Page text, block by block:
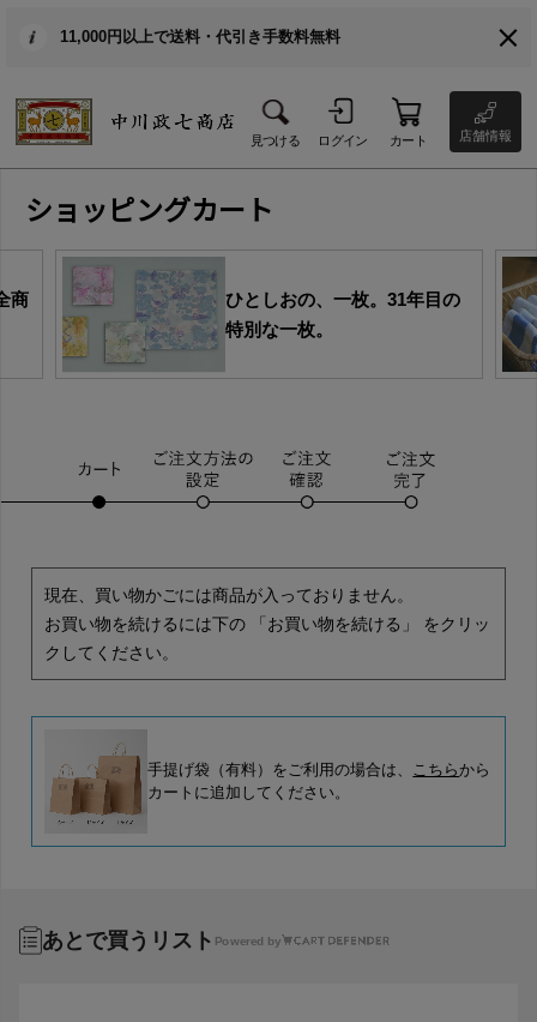
11,000円以上で送料・代引き手数料無料
見つける ログイン カート 店舗情報
ショッピングカート
商
ひとしおの、一枚。31年目の
特別な一枚。
現在、買い物かごには商品が入っておりません。
お買い物を続けるには下の 「お買い物を続ける」 をクリッ
クしてください。
手提げ袋（有料）をご利用の場合は、 こちらから
カートに追加してください。
あとで買うリスト Powered by